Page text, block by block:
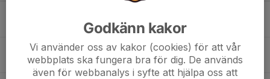
Godkänn kakor
Vi använder oss av kakor (cookies) för att vår
webbplats ska fungera bra för dig. De används
även för webbanalys i syfte att hjälpa oss att